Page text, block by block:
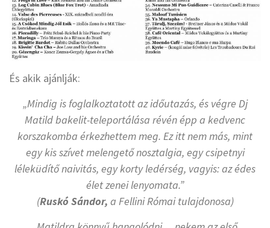
És akik ajánlják:
„Mindig is foglalkoztatott az időutazás, és végre Dj
Matild bakelit-teleportálása révén épp a kedvenc
korszakomba érkezhettem meg. Ez itt nem más, mint
egy kis szívet melengető nosztalgia, egy csipetnyi
léleküdítő naivitás, egy korty ledérség, vagyis: az édes
élet zenei lenyomata.”
(Ruskó Sándor, a Fellini Római tulajdonosa)